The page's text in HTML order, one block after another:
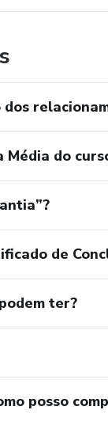
Média do
de
ter?
posso